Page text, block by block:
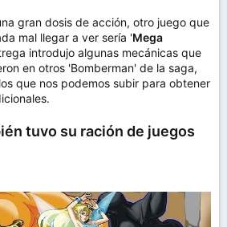
gran dosis de acción, otro juego que
mal llegar a ver sería 'Mega
introdujo algunas mecánicas que
en otros 'Bomberman' de la saga,
que nos podemos subir para obtener
tuvo su ración de juegos